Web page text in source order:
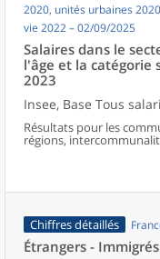
2020, unités urbaines
vie 2022 – 02/09/2025
Salaires dans le
l'âge et la catégorie
2023
Insee, Base Tous
Résultats pour les
régions,
urbaines et aires
Chiffres détaillés
Étrangers -